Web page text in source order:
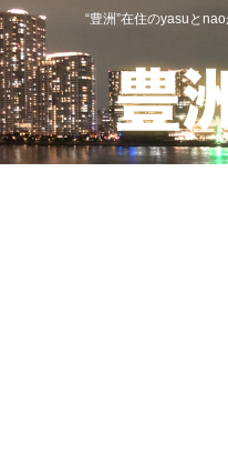
“豊洲”在住のyasuと